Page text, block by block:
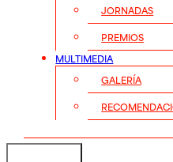
JORNADAS
PREMIOS
MULTIMEDIA
GALERÍA